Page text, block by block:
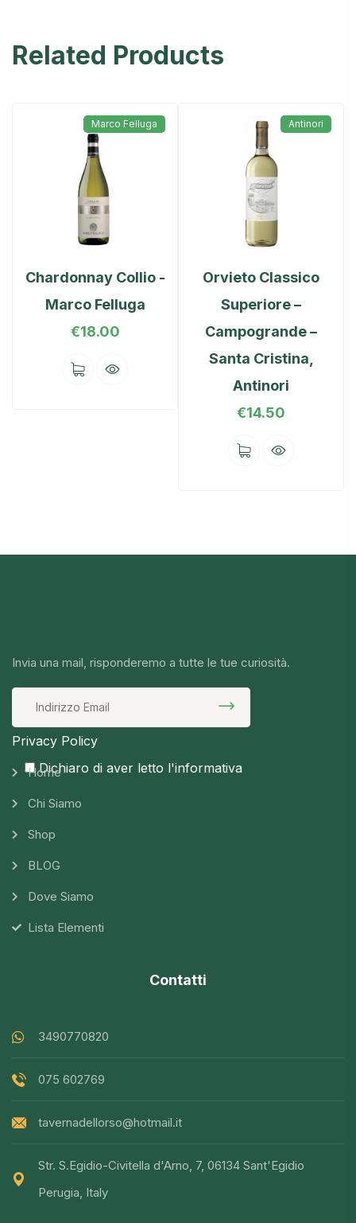
Related Products
Marco Felluga
Chardonnay Collio -
Marco Felluga
€18.00
Antinori
Orvieto Classico
Superiore –
Campogrande –
Santa Cristina,
Antinori
€14.50
Invia una mail, risponderemo a tutte le tue curiosità.
Privacy Policy
Dichiaro di aver letto l'informativa
Home
Chi Siamo
Shop
BLOG
Dove Siamo
Lista Elementi
Contatti
3490770820
075 602769
tavernadellorso@hotmail.it
Str. S.Egidio-Civitella d'Arno, 7, 06134 Sant'Egidio
Perugia, Italy